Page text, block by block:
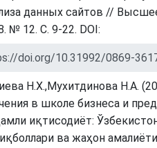
данных сайтов //
№ 12. С. 9-22. DOI:
doi.org/10.31992/0869-
Н.Х.,Мухитдинова Н.А.
в школе бизнеса и
иқтисодиёт:
ва жаҳон